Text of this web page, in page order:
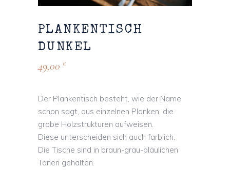
PLANKENTISCH
DUNKEL
49,00 €
Der Plankentisch besteht, wie der Name
schon sagt, aus einzelnen Planken, die
grobe Holzstrukturen aufweisen.
Diese unterscheiden sich auch farblich.
Die Tische sind in braun-grau-bläulichen
Tönen gehalten.